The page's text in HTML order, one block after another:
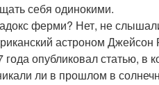
себя одинокими.
ферми? Нет, не
астроном Джейсон
года опубликовал статью, в
ли в прошлом в